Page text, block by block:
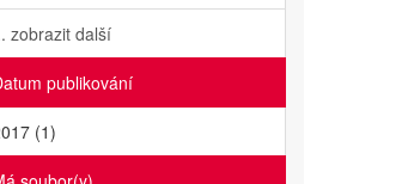
zobrazit další
publikování
(1)